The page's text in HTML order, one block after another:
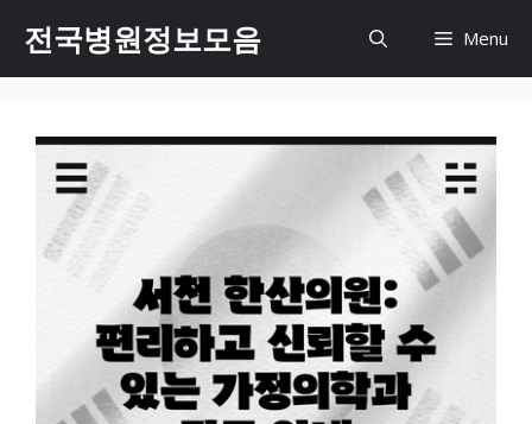
츠
전국병원정보모음 Menu